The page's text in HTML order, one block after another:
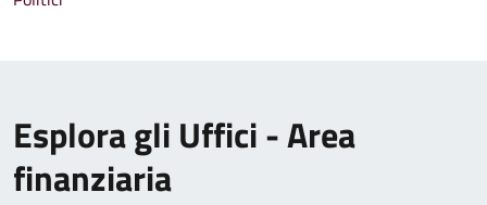
Esplora gli Uffici - Area
finanziaria